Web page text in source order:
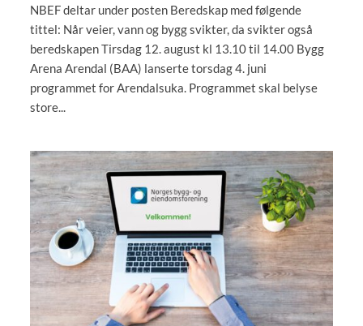
NBEF deltar under posten Beredskap med følgende
tittel: Når veier, vann og bygg svikter, da svikter også
beredskapen Tirsdag 12. august kl 13.10 til 14.00 Bygg
Arena Arendal (BAA) lanserte torsdag 4. juni
programmet for Arendalsuka. Programmet skal belyse
store...